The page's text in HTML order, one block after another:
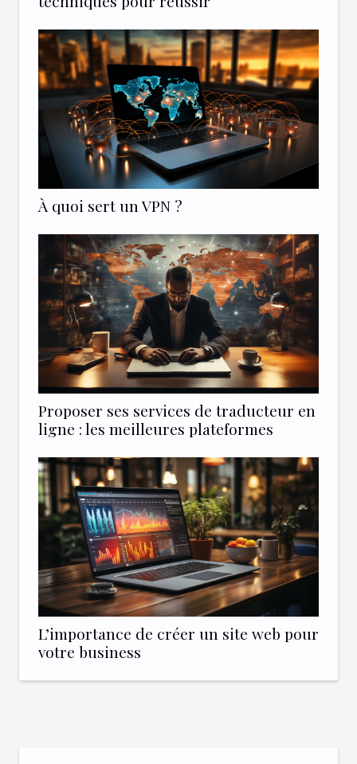
À quoi sert un VPN ?
Proposer ses services de traducteur en
ligne : les meilleures plateformes
L’importance de créer un site web pour
votre business